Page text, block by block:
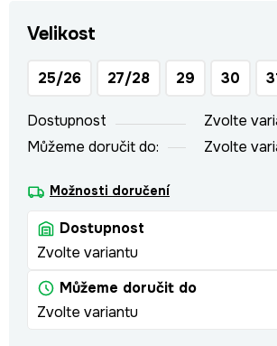
Velikost
25/26 27/28 29 30
Dostupnost
Zvolte
Můžeme doručit do:
Zvolte
Možnosti doručení
Dostupnost
Zvolte variantu
Můžeme doručit do
Zvolte variantu